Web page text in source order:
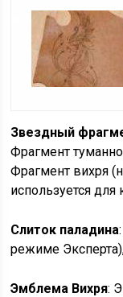
Звездный
Фрагмент
Фрагмент вихря
используется для
Слиток паладина
режиме
Эмблема Вихря: